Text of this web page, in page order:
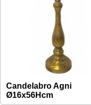
Candelabro Agni
Ø16x56Hcm